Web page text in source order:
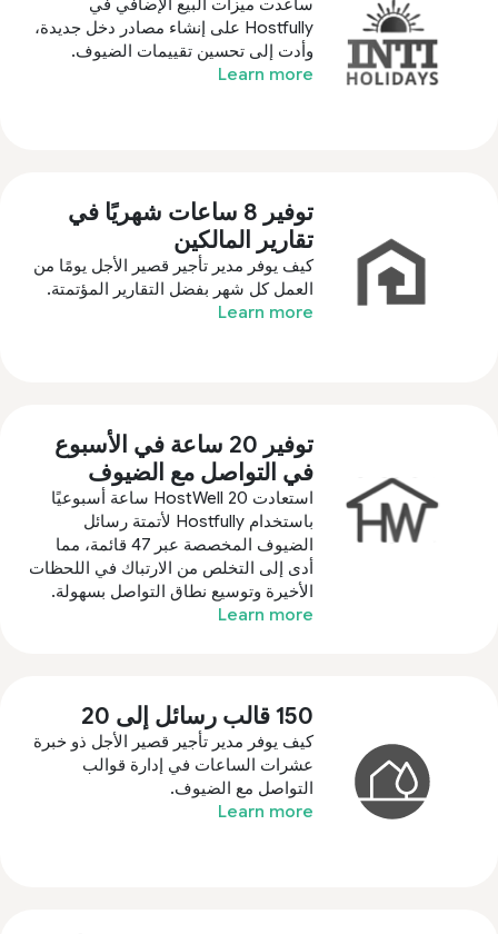
ساعدت ميزات البيع الإضافي في
Hostfully على إنشاء مصادر دخل جديدة،
وأدت إلى تحسين تقييمات الضيوف.
Learn more
توفير 8 ساعات شهريًا في
تقارير المالكين
كيف يوفر مدير تأجير قصير الأجل يومًا من
العمل كل شهر بفضل التقارير المؤتمتة.
Learn more
توفير 20 ساعة في الأسبوع
في التواصل مع الضيوف
استعادت HostWell 20 ساعة أسبوعيًا
باستخدام Hostfully لأتمتة رسائل
الضيوف المخصصة عبر 47 قائمة، مما
أدى إلى التخلص من الارتباك في اللحظات
الأخيرة وتوسيع نطاق التواصل بسهولة.
Learn more
150 قالب رسائل إلى 20
كيف يوفر مدير تأجير قصير الأجل ذو خبرة
عشرات الساعات في إدارة قوالب
التواصل مع الضيوف.
Learn more